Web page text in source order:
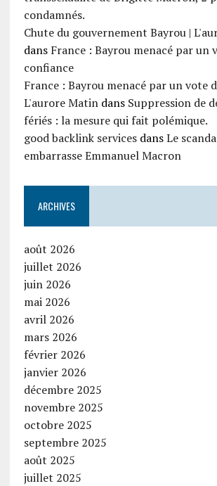
condamnés.
Chute du gouvernement Bayrou |
dans France : Bayrou menacé par un
confiance
France : Bayrou menacé par un vote
L'aurore Matindans Suppression de
fériés : la mesure qui fait polémique.
good backlink servicesdansLe
embarrasse Emmanuel Macron
ARCHIVES
août 2026
juillet 2026
juin 2026
mai 2026
avril 2026
mars 2026
février 2026
janvier 2026
décembre 2025
novembre 2025
octobre 2025
septembre 2025
août 2025
juillet 2025